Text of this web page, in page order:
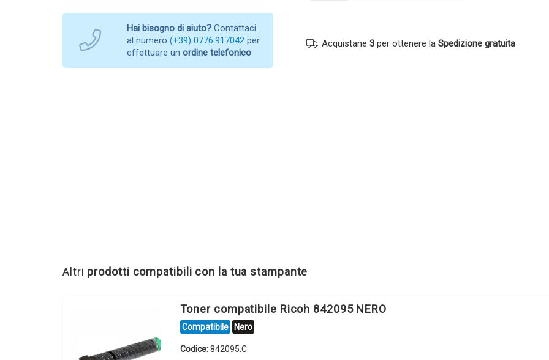
Hai bisogno di aiuto? Contattaci
al numero (+39) 0776.917042 per
effettuare un ordine telefonico
quantità
Acquistane 3 per ottenere la Spedizione gratuita
Altri prodotti compatibili con la tua stampante
Toner compatibile Ricoh 842095 NERO
Compatibile Nero
Codice:842095.C